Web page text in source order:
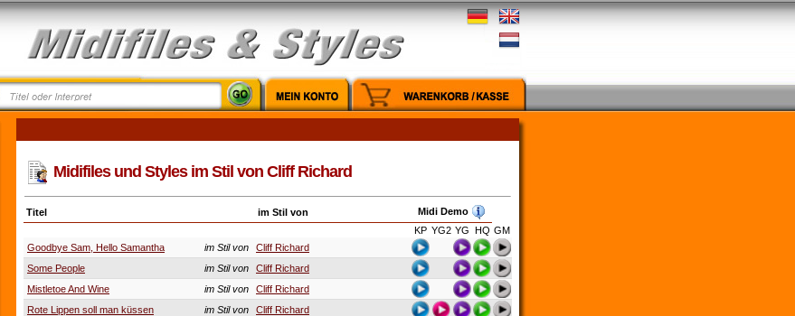
Midifiles und Styles im Stil von Cliff Richard
Titel im Stil von
Midi Demo
KP YG2 YG HQ GM
Goodbye Sam, Hello Samantha
im Stil von
Cliff Richard
Some People
im Stil von
Cliff Richard
Mistletoe And Wine
im Stil von
Cliff Richard
Rote Lippen soll man küssen
im Stil von
Cliff Richard